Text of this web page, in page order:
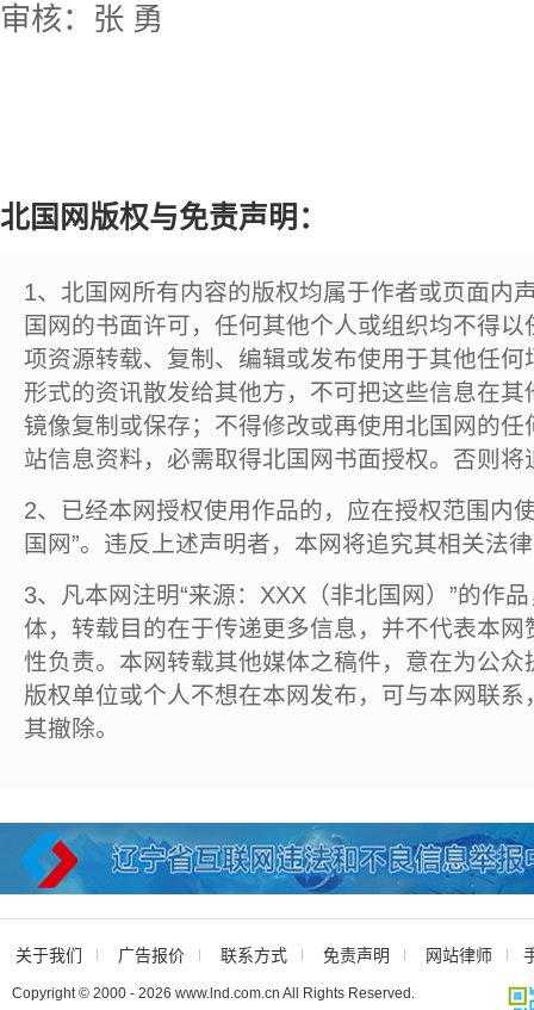
审核：张 勇
北国网版权与免责声明：
1、北国网所有内容的版权均属于作者或页面内
国网的书面许可，任何其他个人或组织均不得
项资源转载、复制、编辑或发布使用于其他任
形式的资讯散发给其他方，不可把这些信息在
镜像复制或保存；不得修改或再使用北国网的
站信息资料，必需取得北国网书面授权。否则将
2、已经本网授权使用作品的，应在授权范围内
国网”。违反上述声明者，本网将追究其相关法
3、凡本网注明“来源：XXX（非北国网）”的作
体，转载目的在于传递更多信息，并不代表本
性负责。本网转载其他媒体之稿件，意在为公
版权单位或个人不想在本网发布，可与本网联
其撤除。
关于我们 广告报价 联系方式 免责声明 网站律师
Copyright © 2000 - 2026 www.lnd.com.cn All Rights Reserved.